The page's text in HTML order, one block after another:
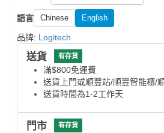
語言 Chinese English
品牌: Logitech
送貨 有存貨
滿$800免運費
送貨上門或順豐站/順豐智能櫃/
送貨時間為1-2工作天
門市 有存貨